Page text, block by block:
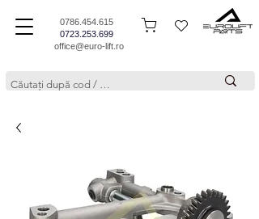
0786.454.615
0723.253.699
office@euro-lift.ro